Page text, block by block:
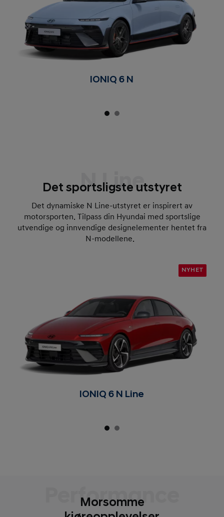
IONIQ 6 N
N Line
Det sportsligste utstyret
Det dynamiske N Line-utstyret er inspirert av
motorsporten. Tilpass din Hyundai med sportslige
utvendige og innvendige designelementer hentet fra
N-modellene.
NYHET
IONIQ 6 N Line
Performance
Morsomme